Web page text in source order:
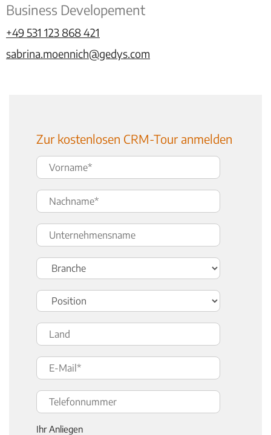
Business Developement
+49 531 123 868 421
sabrina.moennich@gedys.com
Zur kostenlosen CRM-Tour anmelden
Ihr Anliegen